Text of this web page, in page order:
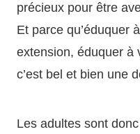
précieux pour être
Et parce qu’éduquer
extension, éduquer à
c’est bel et bien une
Les adultes sont